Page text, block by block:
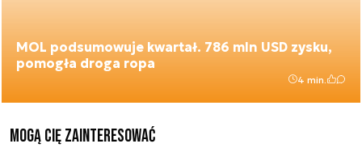
MOL podsumowuje kwartał. 786 mln USD zysku,
pomogła droga ropa
4 min.
Mogą Cię zainteresować